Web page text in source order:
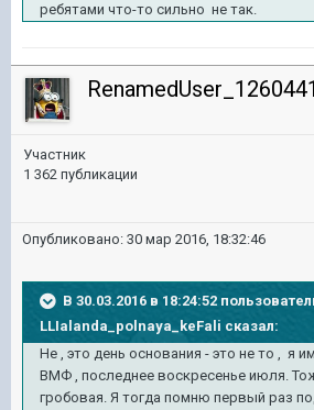
ребятами что-то сильно не так.
Участник
1 362 публикации
Опубликовано: 30 мар 2016, 18:32:46
В 30.03.2016 в 18:24:52
LLIalanda_polnaya_keFali сказал:
Не , это день основания - это не то , я
ВМФ , последнее воскресенье июля.
гробовая. Я тогда помню первый раз